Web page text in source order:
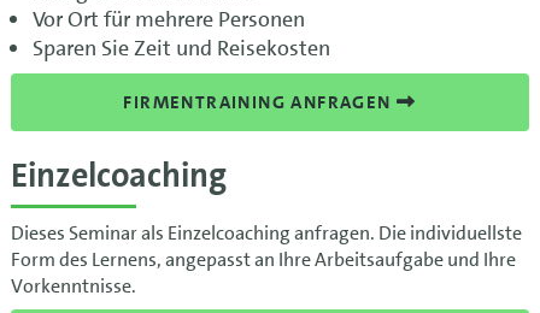
Vor Ort für mehrere Personen
Sparen Sie Zeit und Reisekosten
FIRMENTRAINING ANFRAGEN
Einzelcoaching
Dieses Seminar als Einzelcoaching anfragen. Die individuellste
Form des Lernens, angepasst an Ihre Arbeitsaufgabe und Ihre
Vorkenntnisse.